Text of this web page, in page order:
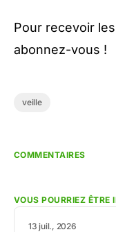
Pour recevoir
abonnez-vous !
veille
COMMENTAIRES
VOUS POURRIEZ ÊTRE
13 juil., 2026